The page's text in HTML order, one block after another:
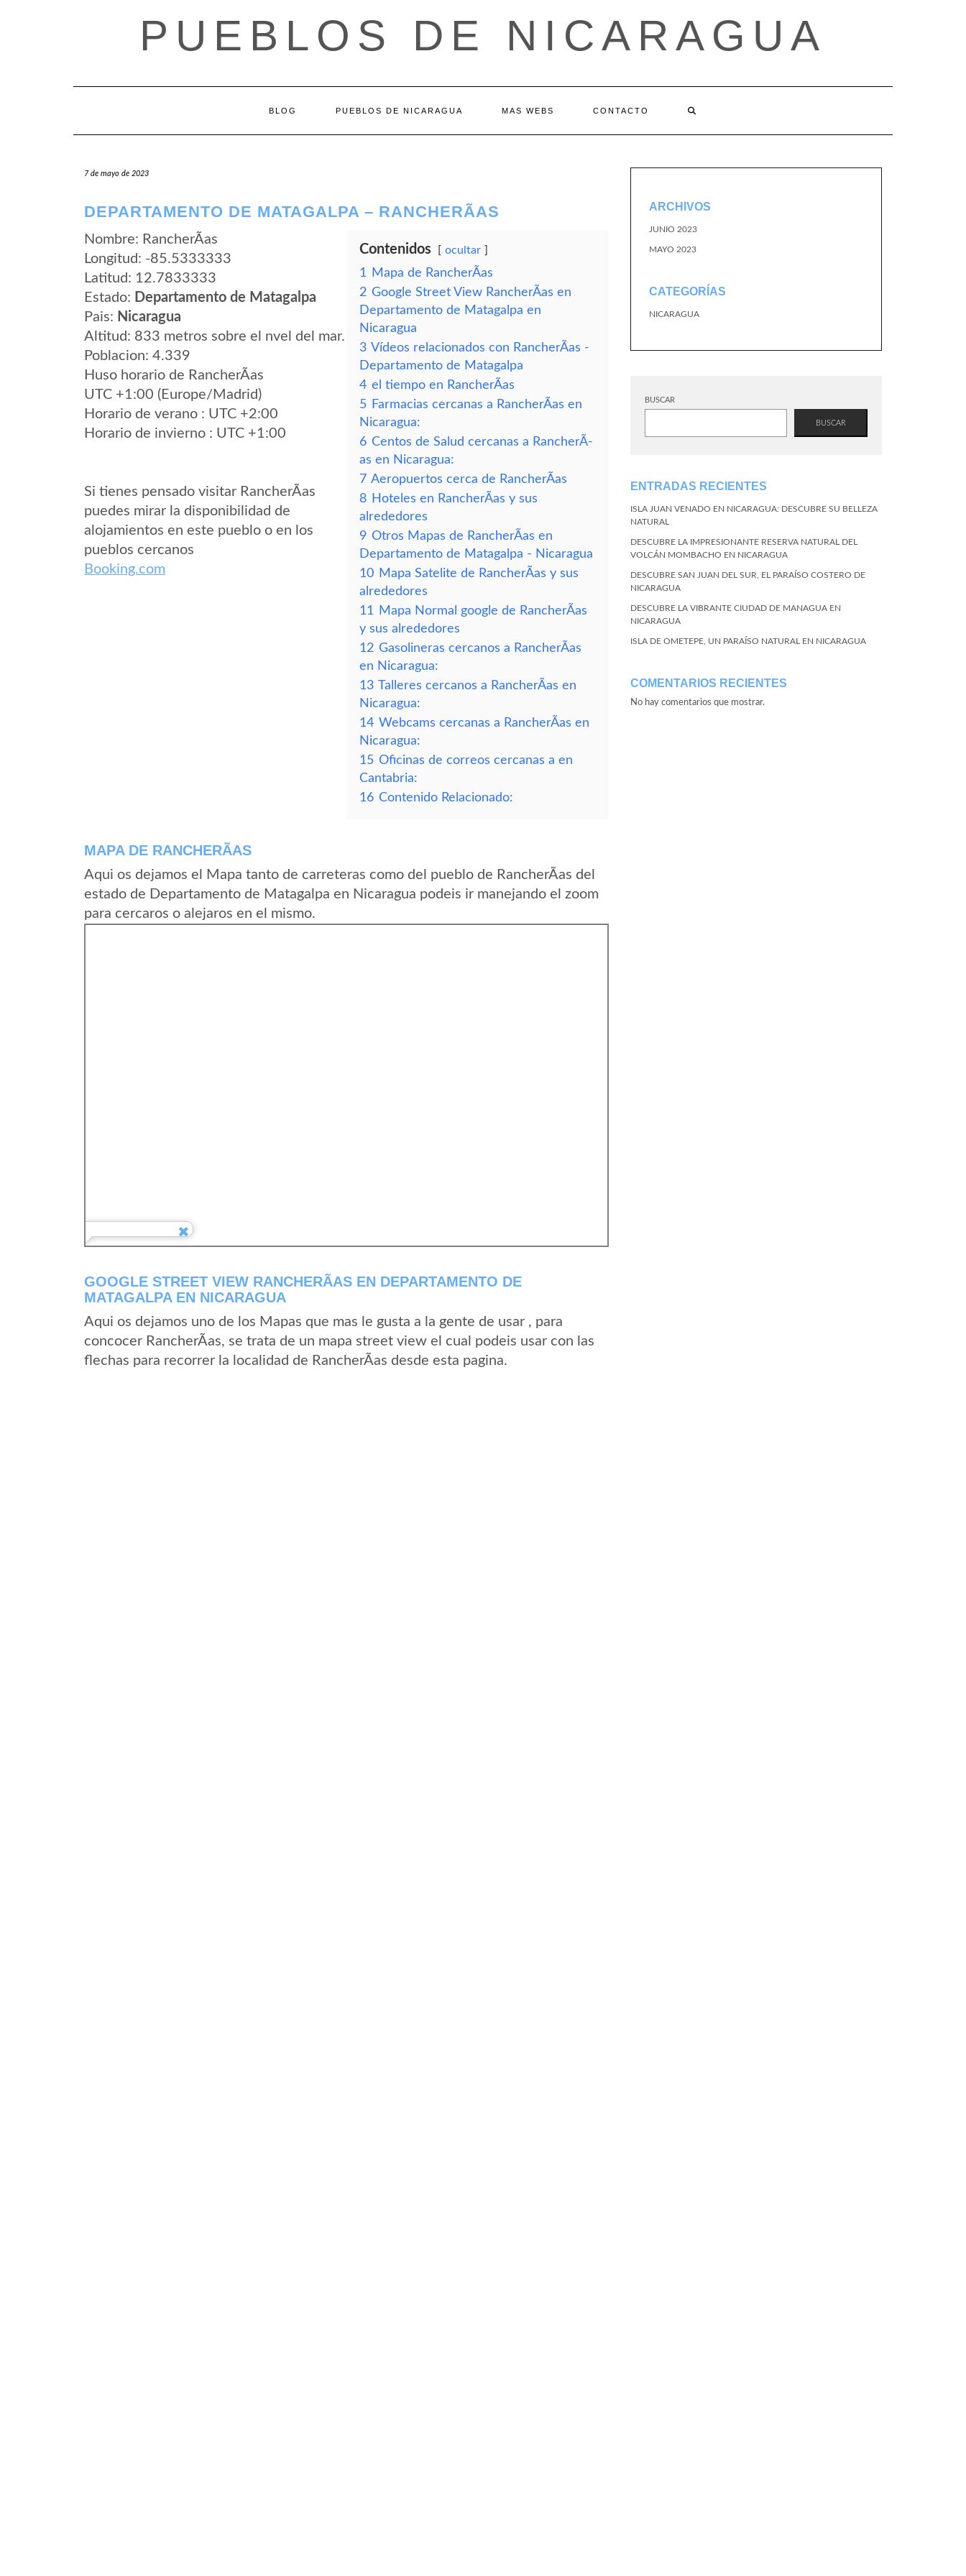
PUEBLOS DE NICARAGUA
BLOG PUEBLOS DE NICARAGUA MAS WEBS CONTACTO
7 de mayo de 2023
DEPARTAMENTO DE MATAGALPA – RANCHERÃ­AS
Nombre: RancherÃ­as
Longitud: -85.5333333
Latitud: 12.7833333
Estado: Departamento de Matagalpa
Pais: Nicaragua
Altitud: 833 metros sobre el nvel del mar.
Poblacion: 4.339
Huso horario de RancherÃ­as
UTC +1:00 (Europe/Madrid)
Horario de verano : UTC +2:00
Horario de invierno : UTC +1:00
Si tienes pensado visitar RancherÃ­as
puedes mirar la disponibilidad de
alojamientos en este pueblo o en los
pueblos cercanos
Booking.com
Contenidos ocultar
1
Mapa de RancherÃ­as
2 Google Street View RancherÃ­as en
Departamento de Matagalpa en
Nicaragua
3 Vídeos relacionados con RancherÃ­as -
Departamento de Matagalpa
4 el tiempo en RancherÃ­as
5 Farmacias cercanas a RancherÃ­as en
Nicaragua:
6 Centos de Salud cercanas a RancherÃ­
as en Nicaragua:
7 Aeropuertos cerca de RancherÃ­as
8 Hoteles en RancherÃ­as y sus
alrededores
9 Otros Mapas de RancherÃ­as en
Departamento de Matagalpa - Nicaragua
10 Mapa Satelite de RancherÃ­as y sus
alrededores
11
Mapa Normal google de RancherÃ­as
y sus alrededores
12 Gasolineras cercanos a RancherÃ­as
en Nicaragua:
13 Talleres cercanos a RancherÃ­as en
Nicaragua:
14 Webcams cercanas a RancherÃ­as en
Nicaragua:
15 Oficinas de correos cercanas a en
Cantabria:
16 Contenido Relacionado:
MAPA DE RANCHERÃ­AS
Aqui os dejamos el Mapa tanto de carreteras como del pueblo de RancherÃ­as del
estado de Departamento de Matagalpa en Nicaragua podeis ir manejando el zoom
para cercaros o alejaros en el mismo.
GOOGLE STREET VIEW RANCHERÃ­AS EN DEPARTAMENTO DE
MATAGALPA EN NICARAGUA
Aqui os dejamos uno de los Mapas que mas le gusta a la gente de usar , para
concocer RancherÃ­as, se trata de un mapa street view el cual podeis usar con las
flechas para recorrer la localidad de RancherÃ­as desde esta pagina.
ARCHIVOS
JUNIO 2023
MAYO 2023
CATEGORÍAS
NICARAGUA
BUSCAR
BUSCAR
ENTRADAS RECIENTES
ISLA JUAN VENADO EN NICARAGUA: DESCUBRE SU BELLEZA
NATURAL
DESCUBRE LA IMPRESIONANTE RESERVA NATURAL DEL
VOLCÁN MOMBACHO EN NICARAGUA
DESCUBRE SAN JUAN DEL SUR, EL PARAÍSO COSTERO DE
NICARAGUA
DESCUBRE LA VIBRANTE CIUDAD DE MANAGUA EN
NICARAGUA
ISLA DE OMETEPE, UN PARAÍSO NATURAL EN NICARAGUA
COMENTARIOS RECIENTES
No hay comentarios que mostrar.